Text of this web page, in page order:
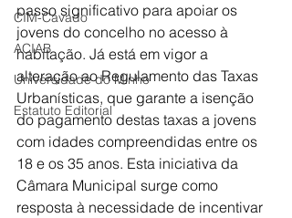
CIM-Cávado
ACIAB
Universidade do Minho
Estatuto Editorial
passo significativo para apoiar os
jovens do concelho no acesso à
habitação. Já está em vigor a
alteração ao Regulamento das Taxas
Urbanísticas, que garante a isenção
do pagamento destas taxas a jovens
com idades compreendidas entre os
18 e os 35 anos. Esta iniciativa da
Câmara Municipal surge como
resposta à necessidade de incentivar